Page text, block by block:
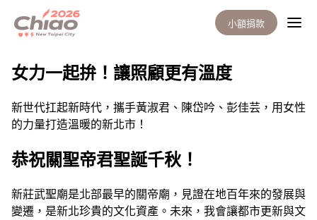
小額捐款
巧觀點分類: <span>巧觀點</
女力一起拚！讓照顧更有溫度
新世代扛起新時代，攜手黃淑君、陳岱吟、彭佳芸，用女性
的力量打造溫暖的新北市！
恭祝關聖帝君聖誕千秋！
新莊武聖廟是北部最早的關帝廟，見證在地百年來的發展與
變遷，是新北珍貴的文化資產。未來，我會讓都市更新與文